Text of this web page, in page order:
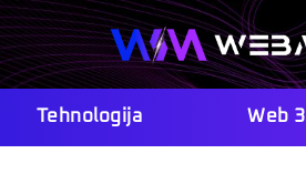
Tehnologija Web 3